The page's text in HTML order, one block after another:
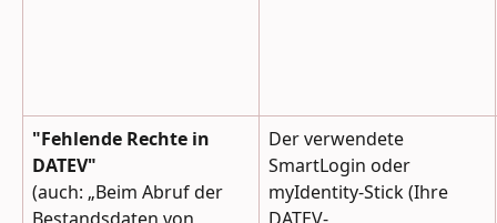
"Fehlende Rechte in
DATEV"
(auch: „Beim Abruf der
Der verwendete
SmartLogin oder
myIdentity-Stick (Ihre